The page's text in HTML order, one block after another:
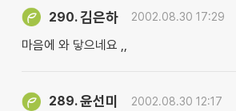
290.김은하 2002.08.30 17:29
마음에 와 닿으네요 ,,
289.윤선미 2002.08.30 12:17